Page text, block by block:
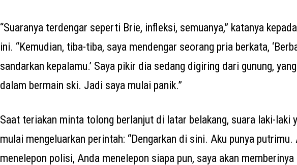
“Suaranya terdengar seperti Brie, infleksi, semuanya,” katanya
ini. “Kemudian, tiba-tiba, saya mendengar seorang pria berkata,
sandarkan kepalamu.’ Saya pikir dia sedang digiring dari gunung,
dalam bermain ski. Jadi saya mulai panik.”
Saat teriakan minta tolong berlanjut di latar belakang, suara laki-laki
mulai mengeluarkan perintah: “Dengarkan di sini. Aku punya putrimu.
menelepon polisi, Anda menelepon siapa pun, saya akan